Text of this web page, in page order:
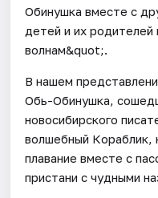
Обинушка вместе с
детей и их
волнам&quot;.
В нашем
Обь-Обинушка,
новосибирского
волшебный Кораблик,
плавание вместе с
пристани с чудными